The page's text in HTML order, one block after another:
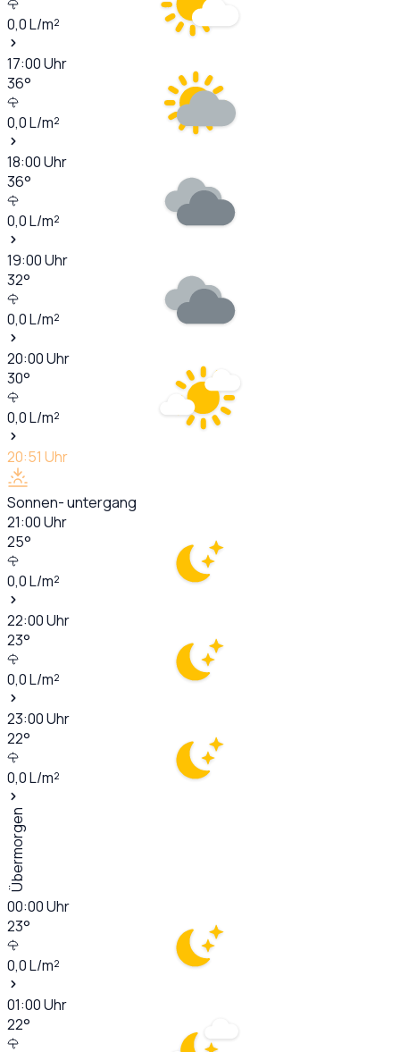
0,0L/m²
17:00Uhr
36°
0,0L/m²
18:00Uhr
36°
0,0L/m²
19:00Uhr
32°
0,0L/m²
20:00Uhr
30°
0,0L/m²
20:51 Uhr
Sonnen- untergang
21:00Uhr
25°
0,0L/m²
22:00Uhr
23°
0,0L/m²
23:00Uhr
22°
0,0L/m²
Übermorgen
00:00Uhr
23°
0,0L/m²
01:00Uhr
22°